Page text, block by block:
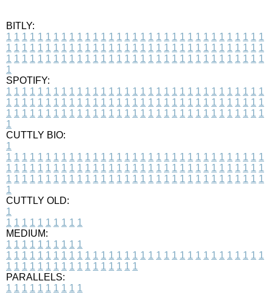
BITLY:
1 1 1 1 1 1 1 1 1 1 1 1 1 1 1 1 1 1 1 1 1 1 1 1 1 1 1 1 1 1 1 1 1
1 1 1 1 1 1 1 1 1 1 1 1 1 1 1 1 1 1 1 1 1 1 1 1 1 1 1 1 1 1 1 1 1
1 1 1 1 1 1 1 1 1 1 1 1 1 1 1 1 1 1 1 1 1 1 1 1 1 1 1 1 1 1 1 1 1
1
SPOTIFY:
1 1 1 1 1 1 1 1 1 1 1 1 1 1 1 1 1 1 1 1 1 1 1 1 1 1 1 1 1 1 1 1 1
1 1 1 1 1 1 1 1 1 1 1 1 1 1 1 1 1 1 1 1 1 1 1 1 1 1 1 1 1 1 1 1 1
1 1 1 1 1 1 1 1 1 1 1 1 1 1 1 1 1 1 1 1 1 1 1 1 1 1 1 1 1 1 1 1 1
1
CUTTLY BIO:
1
1 1 1 1 1 1 1 1 1 1 1 1 1 1 1 1 1 1 1 1 1 1 1 1 1 1 1 1 1 1 1 1 1
1 1 1 1 1 1 1 1 1 1 1 1 1 1 1 1 1 1 1 1 1 1 1 1 1 1 1 1 1 1 1 1 1
1 1 1 1 1 1 1 1 1 1 1 1 1 1 1 1 1 1 1 1 1 1 1 1 1 1 1 1 1 1 1 1 1
1
CUTTLY OLD:
1
1 1 1 1 1 1 1 1 1 1
MEDIUM:
1 1 1 1 1 1 1 1 1 1
1 1 1 1 1 1 1 1 1 1 1 1 1 1 1 1 1 1 1 1 1 1 1 1 1 1 1 1 1 1 1 1 1
1 1 1 1 1 1 1 1 1 1 1 1 1 1 1 1 1
PARALLELS:
1 1 1 1 1 1 1 1 1 1